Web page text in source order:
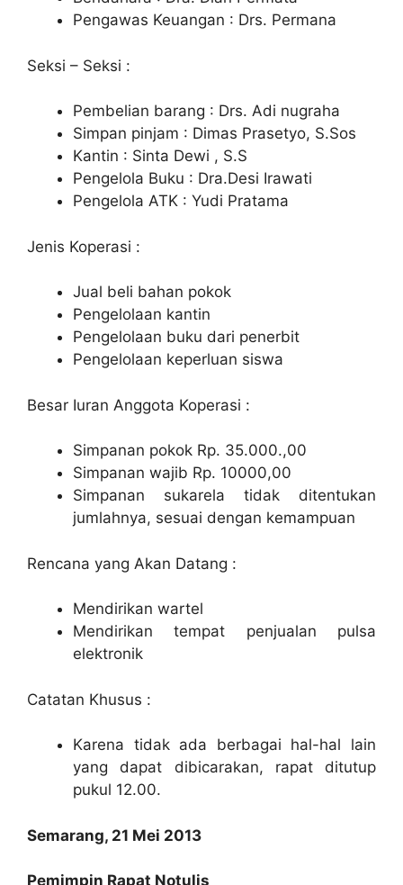
Pengawas Keuangan : Drs. Permana
Seksi – Seksi :
Pembelian barang : Drs. Adi nugraha
Simpan pinjam : Dimas Prasetyo, S.Sos
Kantin : Sinta Dewi , S.S
Pengelola Buku : Dra.Desi Irawati
Pengelola ATK : Yudi Pratama
Jenis Koperasi :
Jual beli bahan pokok
Pengelolaan kantin
Pengelolaan buku dari penerbit
Pengelolaan keperluan siswa
Besar Iuran Anggota Koperasi :
Simpanan pokok Rp. 35.000.,00
Simpanan wajib Rp. 10000,00
Simpanan sukarela tidak ditentukan
jumlahnya, sesuai dengan kemampuan
Rencana yang Akan Datang :
Mendirikan wartel
Mendirikan tempat penjualan pulsa
elektronik
Catatan Khusus :
Karena tidak ada berbagai hal-hal lain
yang dapat dibicarakan, rapat ditutup
pukul 12.00.
Semarang, 21 Mei 2013
Pemimpin Rapat Notulis